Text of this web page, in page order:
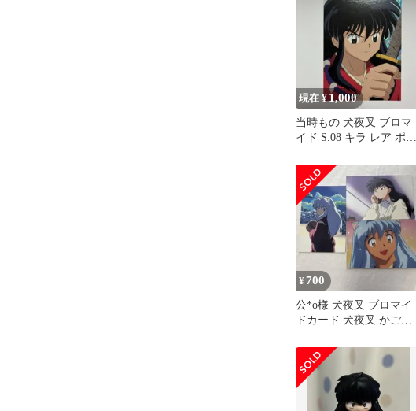
現在 ¥ 1,000
当時もの 犬夜叉 ブロマ
イド S.08 キラ レア ポス
¥ 700
公*o様 犬夜叉 ブロマイ
ドカード 犬夜叉 かごめ 3